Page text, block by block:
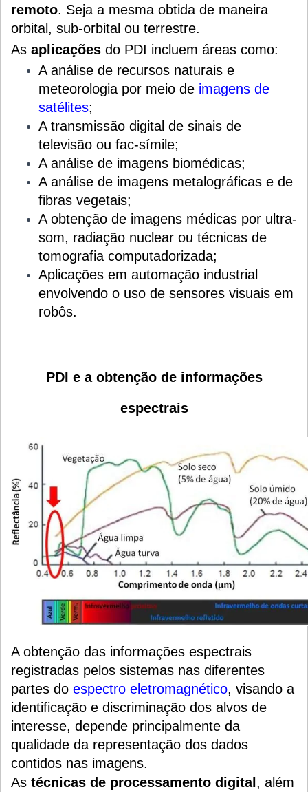
remoto. Seja a mesma obtida de maneira
orbital, sub-orbital ou terrestre.
As aplicações do PDI incluem áreas como:
A análise de recursos naturais e
meteorologia por meio de imagens de
satélites;
A transmissão digital de sinais de
televisão ou fac-símile;
A análise de imagens biomédicas;
A análise de imagens metalográficas e de
fibras vegetais;
A obtenção de imagens médicas por ultra-
som, radiação nuclear ou técnicas de
tomografia computadorizada;
Aplicações em automação industrial
envolvendo o uso de sensores visuais em
robôs.
PDI e a obtenção de informações
espectrais
A obtenção das informações espectrais
registradas pelos sistemas nas diferentes
partes do espectro eletromagnético, visando a
identificação e discriminação dos alvos de
interesse, depende principalmente da
qualidade da representação dos dados
contidos nas imagens.
As técnicas de processamento digital , além